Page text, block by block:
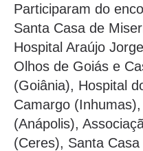
Participaram do
Santa Casa de
Hospital Araújo
Olhos de Goiás e
(Goiânia), Hospital
Camargo
(Anápolis),
(Ceres), Santa